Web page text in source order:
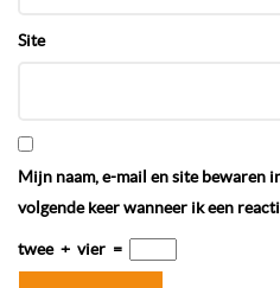
Site
Mijn naam, e-mail en site bewaren
volgende keer wanneer ik een
twee + vier =